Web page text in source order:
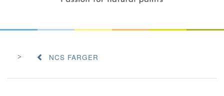
NCS FARGER